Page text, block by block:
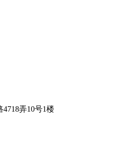
4718弄10号1楼